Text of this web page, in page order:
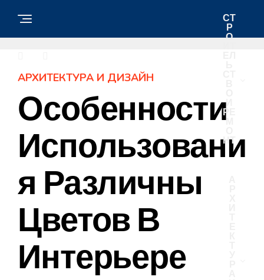
СТ
Р
О
И
РЕ
М
НТ
АРХИТЕКТУРА И ДИЗАЙН
Особенности
Использовани
Я Различны
Цветов В
Интерьере